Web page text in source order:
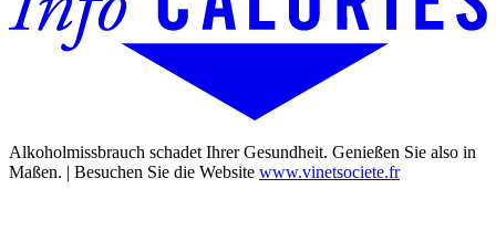
Alkoholmissbrauch schadet Ihrer Gesundheit. Genießen Sie also in
Maßen. | Besuchen Sie die Website www.vinetsociete.fr